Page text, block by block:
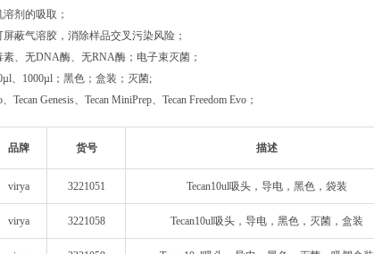
剂的吸取；
蔽气溶胶，消除样品交叉污染风险；
、无DNA酶、无RNA酶；电子束灭菌；
、1000µl；黑色；盒装；灭菌;
Tecan Genesis、Tecan MiniPrep、Tecan Freedom Evo；
品牌 货号 描述
virya 3221051 Tecan10ul吸头，导电，黑色，袋装
virya 3221058 Tecan10ul吸头，导电，黑色，灭菌，盒装